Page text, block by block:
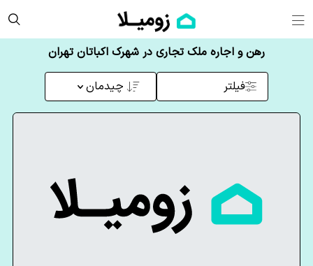
رهن و اجاره ملک تجاری در شهرک اکباتان تهران
فیلتر چیدمان